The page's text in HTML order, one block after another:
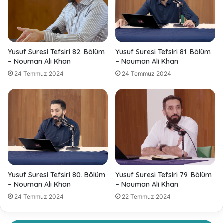
Yusuf Suresi Tefsiri 82. Bölüm
– Nouman Ali Khan
24 Temmuz 2024
Yusuf Suresi Tefsiri 81. Bölüm
– Nouman Ali Khan
24 Temmuz 2024
Yusuf Suresi Tefsiri 80. Bölüm
– Nouman Ali Khan
24 Temmuz 2024
Yusuf Suresi Tefsiri 79. Bölüm
– Nouman Ali Khan
22 Temmuz 2024